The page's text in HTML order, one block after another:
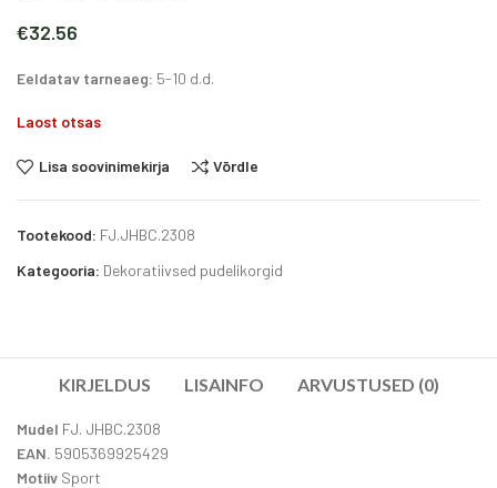
€32.56
Eeldatav tarneaeg: 5-10 d.d.
Laost otsas
Lisa soovinimekirja Võrdle
Tootekood: FJ.JHBC.2308
Kategooria: Dekoratiivsed pudelikorgid
KIRJELDUS LISAINFO ARVUSTUSED (0)
Mudel FJ. JHBC.2308
EAN. 5905369925429
Motiiv Sport